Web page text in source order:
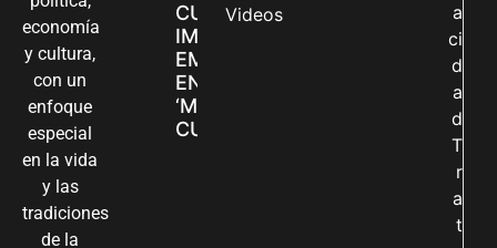
economía
y cultura,
con un
enfoque
especial
en la vida
y las
tradiciones
de la
CUIDADORAS
IMPULSAN SUS
EMPRENDIMIENTOS
EN LA FERIA
‘MANOS QUE
CUIDAN Y CREAN’
Videos
a
ci
d
a
d
T
r
a
t